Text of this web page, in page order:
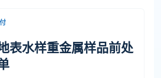
表水样重金属样品前处